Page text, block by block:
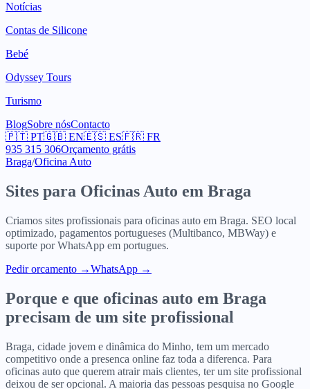
Notícias
Contas de Silicone
Bebé
Odyssey Tours
Turismo
BlogSobre nósContacto
🇵🇹 PT🇬🇧 EN🇪🇸 ES🇫🇷 FR
935 315 306Orçamento grátis
Braga/Oficina Auto
Sites para Oficinas Auto em Braga
Criamos sites profissionais para oficinas auto em Braga. SEO local
optimizado, pagamentos portugueses (Multibanco, MBWay) e
suporte por WhatsApp em portugues.
Pedir orcamento →WhatsApp →
Porque e que oficinas auto em Braga
precisam de um site profissional
Braga, cidade jovem e dinâmica do Minho, tem um mercado
competitivo onde a presenca online faz toda a diferenca. Para
oficinas auto que querem atrair mais clientes, ter um site profissional
deixou de ser opcional. A maioria das pessoas pesquisa no Google